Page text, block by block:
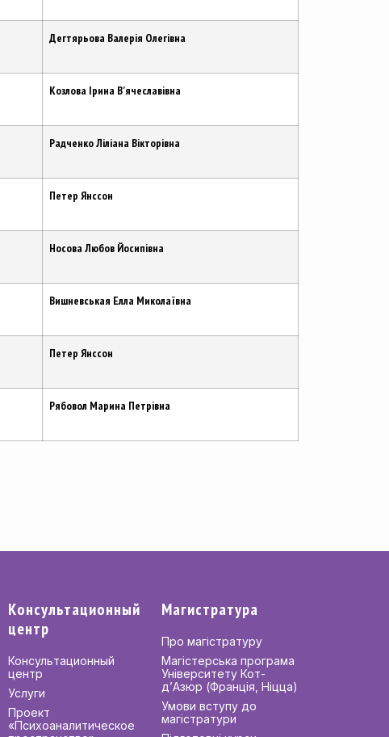
Дегтярьова Валерія Олегівна
Козлова Ірина В’ячеславівна
Радченко Ліліана Вікторівна
Петер Янссон
Носова Любов Йосипівна
Вишневськая Елла Миколаївна
Петер Янссон
Рябовол Марина Петрівна
Консультационный
центр
Консультационный
центр
Услуги
Проект
«Психоаналитическое
Магистратура
Про магістратуру
Магістерська програма
Університету Кот-
д’Азюр (Франція, Ніцца)
Умови вступу до
магістратури